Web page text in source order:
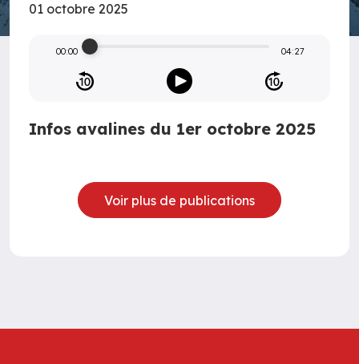
01 octobre 2025
00:00 04:27
Infos avalines du 1er octobre 2025
Voir plus de publications